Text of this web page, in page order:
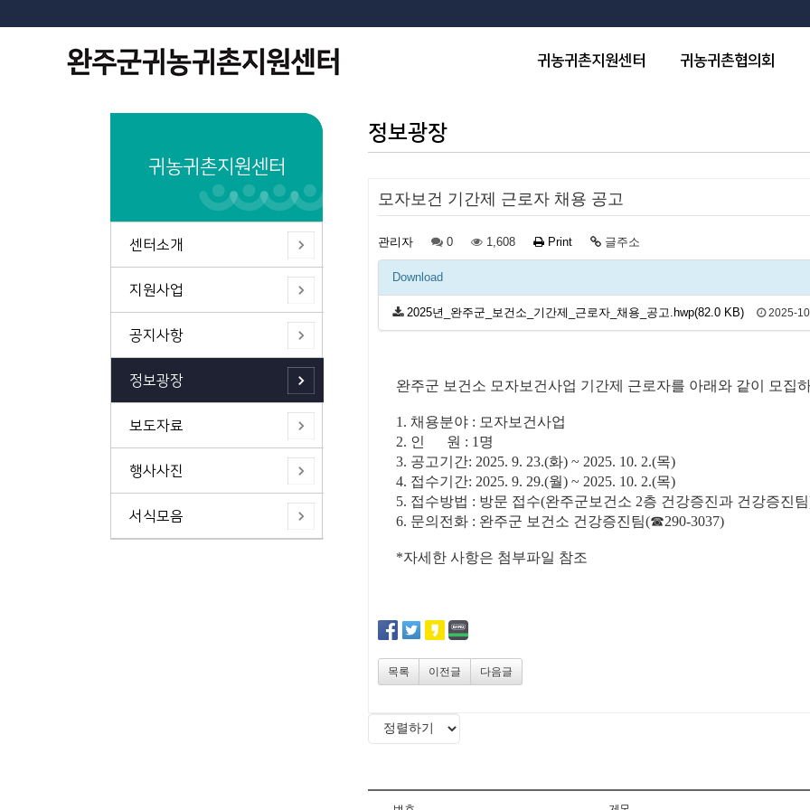
귀농귀촌지원센터 귀농귀촌협의회
귀농귀촌지원센터
센터소개
지원사업
공지사항
정보광장
보도자료
행사사진
서식모음
정보광장
모자보건 기간제 근로자 채용 공고
관리자 0 1,608 Print 글주소
Download
2025년_완주군_보건소_기간제_근로자_채용_공고.hwp(82.0 KB) 2025-
완주군 보건소 모자보건사업 기간제 근로자를 아래와 같이 모집
1. 채용분야 : 모자보건사업
2. 인 원 : 1명
3. 공고기간: 2025. 9. 23.(화) ~ 2025. 10. 2.(목)
4. 접수기간: 2025. 9. 29.(월) ~ 2025. 10. 2.(목)
5. 접수방법 : 방문 접수(완주군보건소 2층 건강증진과 건강증진
6. 문의전화 : 완주군 보건소 건강증진팀(☎290-3037)
*자세한 사항은 첨부파일 참조
목록 이전글 다음글